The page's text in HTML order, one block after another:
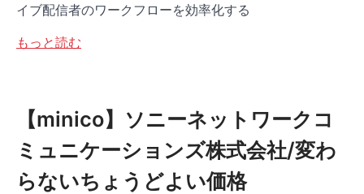
イブ配信者のワークフローを効率化する
もっと読む
【minico】ソニーネットワークコ
ミュニケーションズ株式会社/変わ
らないちょうどよい価格